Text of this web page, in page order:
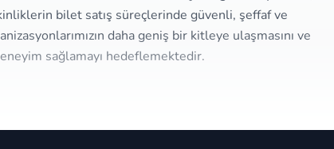
bilet satış süreçlerinde güvenli, şeffaf ve
daha geniş bir kitleye ulaşmasını ve
sağlamayı hedeflemektedir.